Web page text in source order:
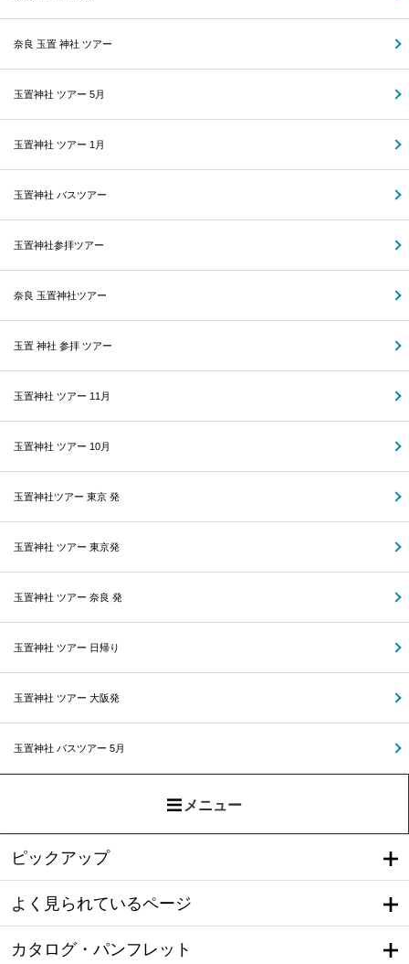
奈良 玉置 神社 ツアー
玉置神社 ツアー 5月
玉置神社 ツアー 1月
玉置神社 バスツアー
玉置神社参拝ツアー
奈良 玉置神社ツアー
玉置 神社 参拝 ツアー
玉置神社 ツアー 11月
玉置神社 ツアー 10月
玉置神社ツアー 東京 発
玉置神社 ツアー 東京発
玉置神社 ツアー 奈良 発
玉置神社 ツアー 日帰り
玉置神社 ツアー 大阪発
玉置神社 バスツアー 5月
メニュー
ピックアップ
よく見られているページ
カタログ・パンフレット